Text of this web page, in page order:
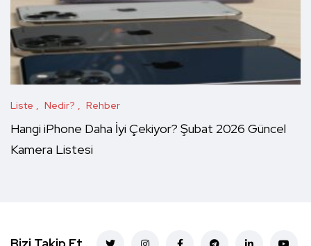
Liste Nedir? Rehber
Hangi iPhone Daha İyi Çekiyor? Şubat 2026 Güncel
Kamera Listesi